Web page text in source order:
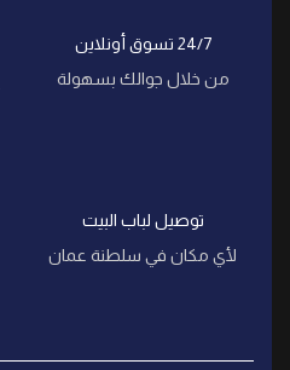
24/7 تسوق أونلاين
من خلال جوالك بسهولة
توصيل لباب البيت
لأي مكان في سلطنة عمان